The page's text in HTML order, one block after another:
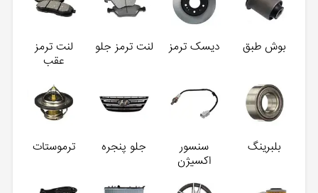
بوش طبق دیسک ترمز لنت ترمز جلو
لنت ترمز
عقب
بلبرینگ
سنسور
اکسیژن
جلو پنجره ترموستات